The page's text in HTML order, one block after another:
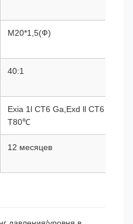
М20*1,5(Ф)
40:1
Exia 1l CT6 Ga,Exd ll CT6
T80℃
12 месяцев